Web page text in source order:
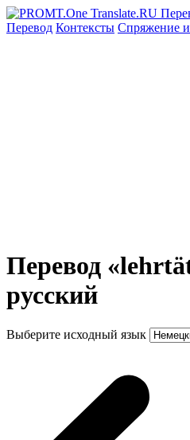
Перевод Контексты Спряжение
Перевод
русский
Выберите исходный язык